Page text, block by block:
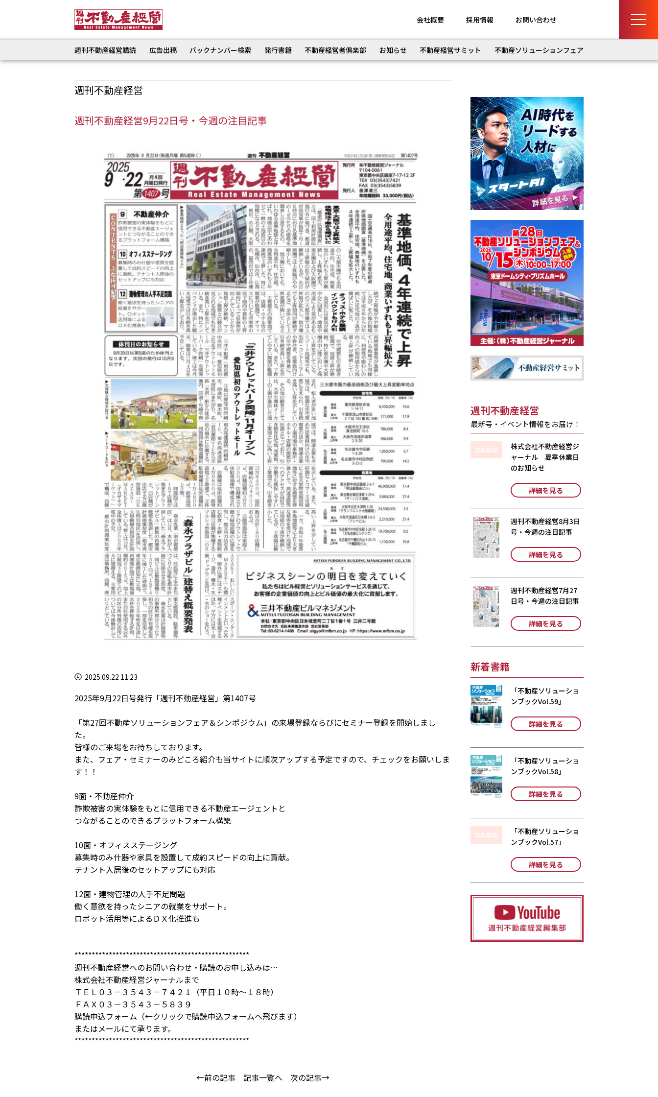
会社概要 採用情報 お問い合わせ
週刊不動産経営購読 広告出稿 バックナンバー検索 発行書籍 不動産経営者倶楽部 お知らせ 不動産経営サミット 不動産ソリューションフェア
週刊不動産経営
週刊不動産経営9月22日号・今週の注目記事
2025.09.22 11:23
2025年9月22日号発行「週刊不動産経営」第1407号
「第27回不動産ソリューションフェア＆シンポジウム」の来場登録ならびにセミナー登録を開始しまし
た。
皆様のご来場をお待ちしております。
また、フェア・セミナーのみどころ紹介も当サイトに順次アップする予定ですので、チェックをお願いしま
す！！
9面・不動産仲介
詐欺被害の実体験をもとに信用できる不動産エージェントと
つながることのできるプラットフォーム構築
10面・オフィスステージング
募集時のみ什器や家具を設置して成約スピードの向上に貢献。
テナント入居後のセットアップにも対応
12面・建物管理の人手不足問題
働く意欲を持ったシニアの就業をサポート。
ロボット活用等によるＤＸ化推進も
***************************************************
週刊不動産経営へのお問い合わせ・購読のお申し込みは…
株式会社不動産経営ジャーナルまで
ＴＥＬ０３－３５４３－７４２１（平日１０時～１８時）
ＦＡＸ０３－３５４３－５８３９
購読申込フォーム （←クリックで購読申込フォームへ飛びます）
またはメールにて承ります。
***************************************************
←前の記事 記事一覧へ 次の記事→
週刊不動産経営
最新号・イベント情報をお届け！
株式会社不動産経営ジ
ャーナル 夏季休業日
のお知らせ
詳細を見る
週刊不動産経営8月3日
号・今週の注目記事
詳細を見る
週刊不動産経営7月27
日号・今週の注目記事
詳細を見る
新着書籍
「不動産ソリューショ
ンブックVol.59」
詳細を見る
「不動産ソリューショ
ンブックVol.58」
詳細を見る
「不動産ソリューショ
ンブックVol.57」
詳細を見る